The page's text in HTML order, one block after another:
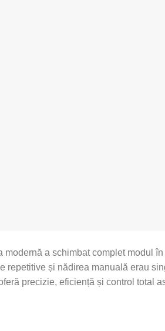
a schimbat complet modul în
repetitive și nădirea manuală erau
precizie, eficiență și control total